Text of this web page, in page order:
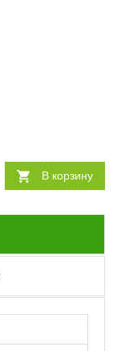
В корзину